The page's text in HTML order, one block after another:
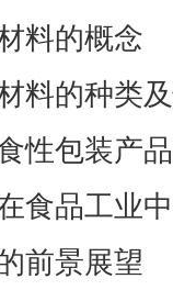
料的概念
料的种类
性包装产品
食品工业
前景展望